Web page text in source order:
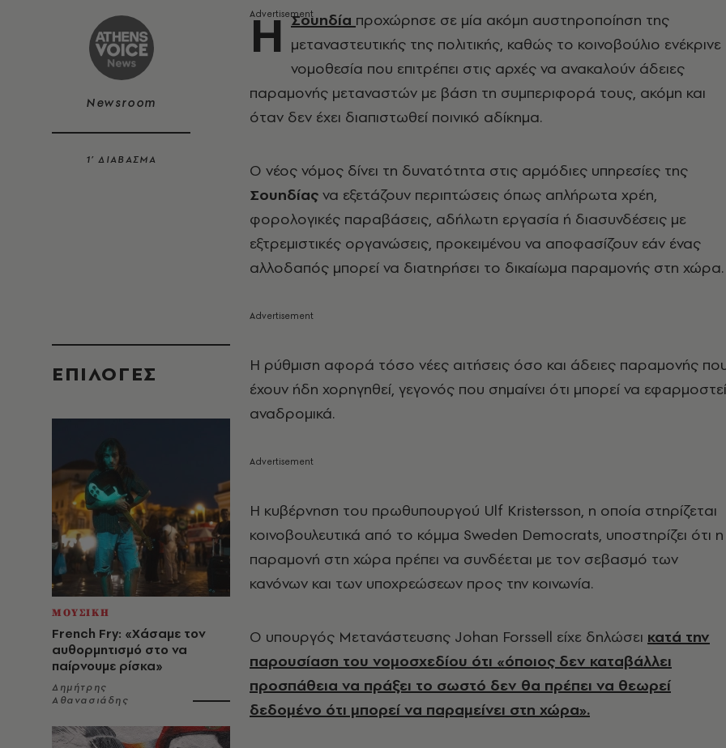
Newsroom
1’ ΔΙΑΒΑΣΜΑ
EΠΙΛΟΓΈΣ
ΜΟΥΣΙΚΗ
French Fry: «Χάσαμε τον
αυθορμητισμό στο να
παίρνουμε ρίσκα»
Δημήτρης
Αθανασιάδης
Η Σουηδία προχώρησε σε μία ακόμη αυστηροποίηση της
μεταναστευτικής της πολιτικής, καθώς το κοινοβούλιο ενέκρινε
νομοθεσία που επιτρέπει στις αρχές να ανακαλούν άδειες
παραμονής μεταναστών με βάση τη συμπεριφορά τους, ακόμη και
όταν δεν έχει διαπιστωθεί ποινικό αδίκημα.
Ο νέος νόμος δίνει τη δυνατότητα στις αρμόδιες υπηρεσίες της
Σουηδίας να εξετάζουν περιπτώσεις όπως απλήρωτα χρέη,
φορολογικές παραβάσεις, αδήλωτη εργασία ή διασυνδέσεις με
εξτρεμιστικές οργανώσεις, προκειμένου να αποφασίζουν εάν ένας
αλλοδαπός μπορεί να διατηρήσει το δικαίωμα παραμονής στη χώρα.
Η ρύθμιση αφορά τόσο νέες αιτήσεις όσο και άδειες παραμονής
έχουν ήδη χορηγηθεί, γεγονός που σημαίνει ότι μπορεί να εφαρμοστεί
αναδρομικά.
Η κυβέρνηση του πρωθυπουργού Ulf Kristersson, η οποία στηρίζεται
κοινοβουλευτικά από το κόμμα Sweden Democrats, υποστηρίζει ότι η
παραμονή στη χώρα πρέπει να συνδέεται με τον σεβασμό των
κανόνων και των υποχρεώσεων προς την κοινωνία.
Ο υπουργός Μετανάστευσης Johan Forssell είχε δηλώσει κατά την
παρουσίαση του νομοσχεδίου ότι «όποιος δεν καταβάλλει
προσπάθεια να πράξει το σωστό δεν θα πρέπει να θεωρεί
δεδομένο ότι μπορεί να παραμείνει στη χώρα».